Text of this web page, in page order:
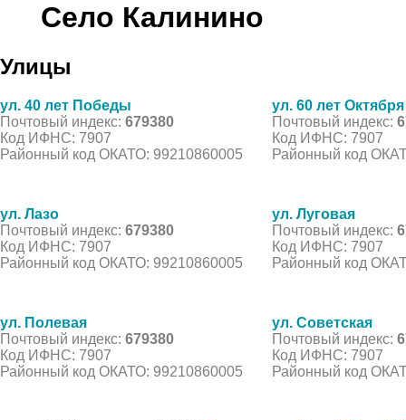
Село Калинино
Улицы
ул. 40 лет Победы
Почтовый индекс: 679380
Код ИФНС: 7907
Районный код ОКАТО: 99210860005
ул. 60 лет Октября
Почтовый индекс:
Код ИФНС: 7907
Районный код
ул. Лазо
Почтовый индекс: 679380
Код ИФНС: 7907
Районный код ОКАТО: 99210860005
ул. Луговая
Почтовый индекс:
Код ИФНС: 7907
Районный код
ул. Полевая
Почтовый индекс: 679380
Код ИФНС: 7907
Районный код ОКАТО: 99210860005
ул. Советская
Почтовый индекс:
Код ИФНС: 7907
Районный код